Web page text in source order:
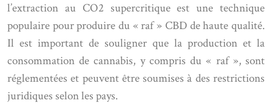
l’extraction au CO2 supercritique est une technique
populaire pour produire du « raf » CBD de haute qualité.
Il est important de souligner que la production et la
consommation de cannabis, y compris du « raf », sont
réglementées et peuvent être soumises à des restrictions
juridiques selon les pays.